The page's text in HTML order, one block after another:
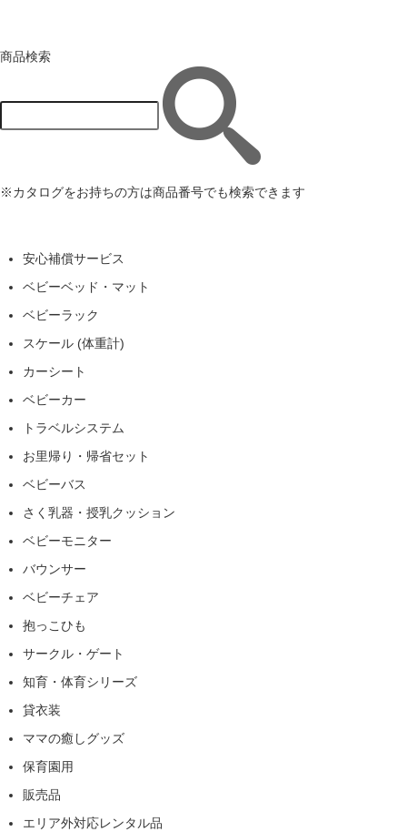
商品検索
※カタログをお持ちの方は商品番号でも検索できます
安心補償サービス
ベビーベッド・マット
ベビーラック
スケール (体重計)
カーシート
ベビーカー
トラベルシステム
お里帰り・帰省セット
ベビーバス
さく乳器・授乳クッション
ベビーモニター
バウンサー
ベビーチェア
抱っこひも
サークル・ゲート
知育・体育シリーズ
貸衣装
ママの癒しグッズ
保育園用
販売品
エリア外対応レンタル品